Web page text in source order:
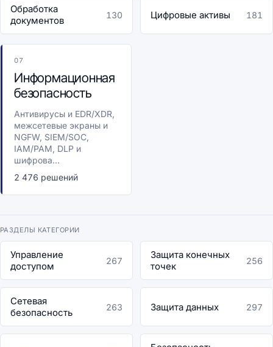
Обработка
документов
130 Цифровые активы 181
07
Информационная
безопасность
Антивирусы и EDR/XDR,
межсетевые экраны и
NGFW, SIEM/SOC,
IAM/PAM, DLP и
шифрова...
2 476 решений
РАЗДЕЛЫ КАТЕГОРИИ
Управление
доступом
267
Защита конечных
точек
256
Сетевая
безопасность
263 Защита данных 297